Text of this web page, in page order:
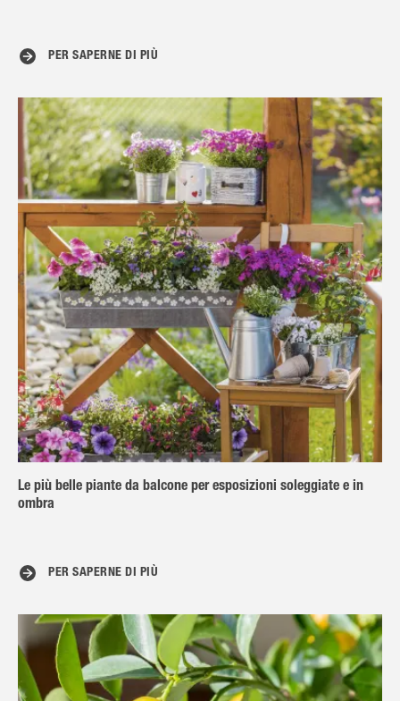
PER SAPERNE DI PIÙ
Le più belle piante da balcone per esposizioni soleggiate e in
ombra
PER SAPERNE DI PIÙ